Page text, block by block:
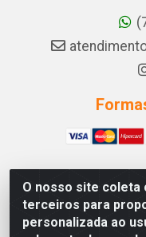
O nosso site coleta
terceiros para
personalizada ao
A PINA DOS
233, 27 - ZONA
000 -